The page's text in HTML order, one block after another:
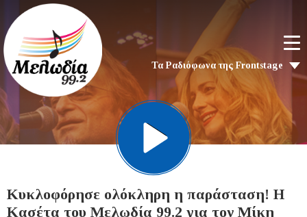
Τα Ραδιόφωνα της Frontstage
Κυκλοφόρησε ολόκληρη η παράσταση!​​​​​​​ Η
Κασέτα του Μελωδία 99.2 για τον Μίκη